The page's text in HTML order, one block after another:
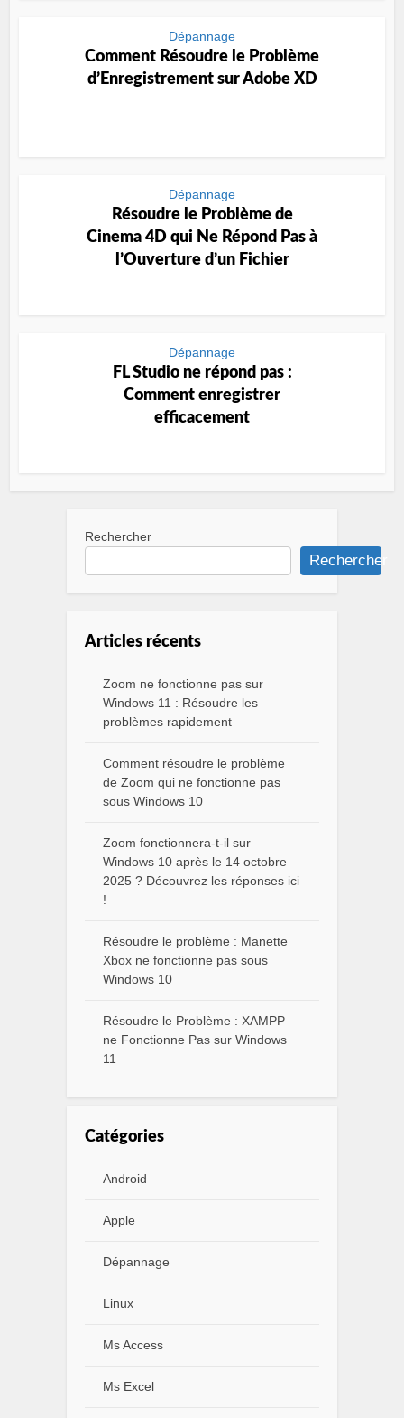
Dépannage
Comment Résoudre le Problème
d’Enregistrement sur Adobe XD
Dépannage
Résoudre le Problème de
Cinema 4D qui Ne Répond Pas à
l’Ouverture d’un Fichier
Dépannage
FL Studio ne répond pas :
Comment enregistrer
efficacement
Rechercher
Rechercher
Articles récents
Zoom ne fonctionne pas sur
Windows 11 : Résoudre les
problèmes rapidement
Comment résoudre le problème
de Zoom qui ne fonctionne pas
sous Windows 10
Zoom fonctionnera-t-il sur
Windows 10 après le 14 octobre
2025 ? Découvrez les réponses ici
!
Résoudre le problème : Manette
Xbox ne fonctionne pas sous
Windows 10
Résoudre le Problème : XAMPP
ne Fonctionne Pas sur Windows
11
Catégories
Android
Apple
Dépannage
Linux
Ms Access
Ms Excel